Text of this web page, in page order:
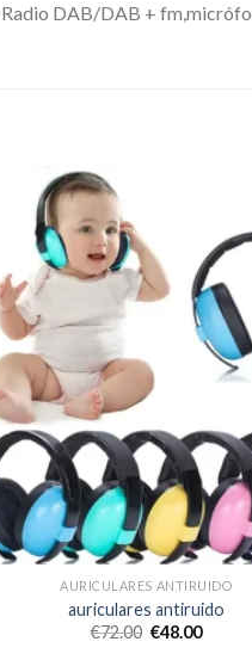
DAB/DAB +
AURICULARES ANTIRUIDO
auriculares antiruido
€72.00 €48.00